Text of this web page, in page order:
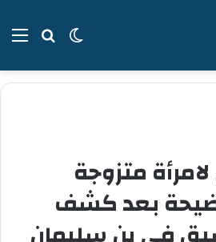
بحثالوضع
متزوجة
بعد كشف